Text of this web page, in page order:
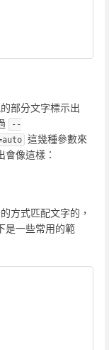
部分文字標示出
--
這幾種參數來
像這樣：
方式匹配文字的，
是一些常用的範